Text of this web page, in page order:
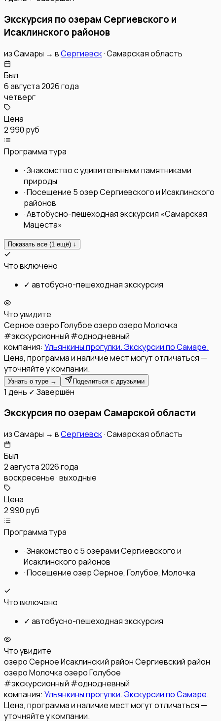
Экскурсия по озерам Сергиевского и
Исаклинского районов
изСамары → вСергиевск·Самарская область
Был
6 августа 2026 года
четверг
Цена
2 990 руб
Программа тура
·Знакомство с удивительными памятниками
природы
·Посещение 5 озер Сергиевского и Исаклинского
районов
·Автобусно-пешеходная экскурсия «Самарская
Мацеста»
Показать все (1 ещё) ↓
Что включено
✓ автобусно-пешеходная экскурсия
Что увидите
Серное озероГолубое озероозеро Молочка
#экскурсионный #однодневный
компания: Ульянкины прогулки. Экскурсии по Самаре.
Цена, программа и наличие мест могут отличаться —
уточняйте у компании.
Узнать о туре → Поделиться с друзьями
1 день ✓ Завершён
Экскурсия по озерам Самарской области
изСамары → вСергиевск·Самарская область
Был
2 августа 2026 года
воскресенье · выходные
Цена
2 990 руб
Программа тура
·Знакомство с 5 озерами Сергиевского и
Исаклинского районов
·Посещение озер Серное, Голубое, Молочка
Что включено
✓ автобусно-пешеходная экскурсия
Что увидите
озеро СерноеИсаклинский районСергиевский район
озеро Молочкаозеро Голубое
#экскурсионный #однодневный
компания: Ульянкины прогулки. Экскурсии по Самаре.
Цена, программа и наличие мест могут отличаться —
уточняйте у компании.